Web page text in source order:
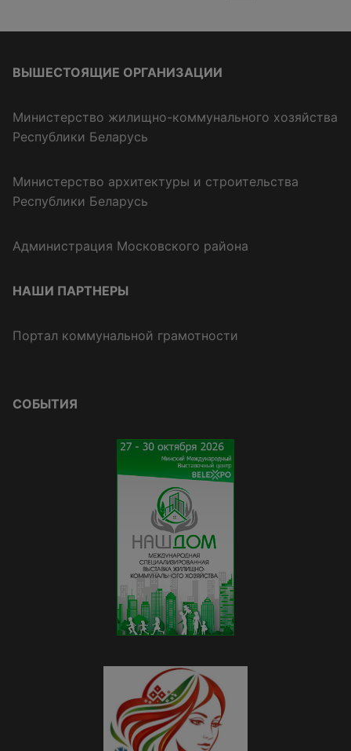
ВЫШЕСТОЯЩИЕ ОРГАНИЗАЦИИ
Министерство жилищно-коммунального хозяйства
Республики Беларусь
Министерство архитектуры и строительства
Республики Беларусь
Администрация Московского района
НАШИ ПАРТНЕРЫ
Портал коммунальной грамотности
СОБЫТИЯ